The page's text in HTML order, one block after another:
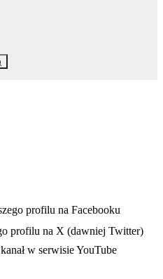
nowej karcieprofilu na Facebooku
profilu na X (dawniej Twitter)
nowej karciew serwisie YouTube